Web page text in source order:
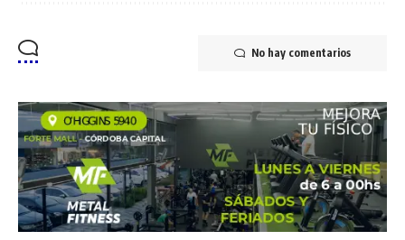
No hay comentarios